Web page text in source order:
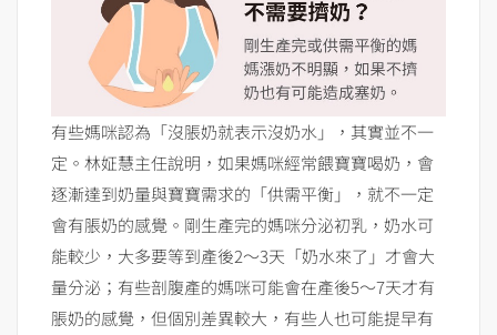
有些媽咪認為「沒脹奶就表示沒奶水」，其實並不一
定。林姃慧主任說明，如果媽咪經常餵寶寶喝奶，會
逐漸達到奶量與寶寶需求的「供需平衡」，就不一定
會有脹奶的感覺。剛生產完的媽咪分泌初乳，奶水可
能較少，大多要等到產後2～3天「奶水來了」才會大
量分泌；有些剖腹產的媽咪可能會在產後5～7天才有
脹奶的感覺，但個別差異較大，有些人也可能提早有